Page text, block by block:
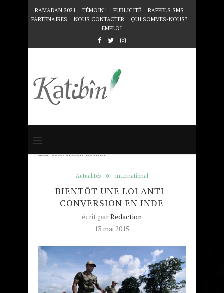
RAMADAN 2021 TÉMOIN ! PUBLICITÉ
RAPPELS SMS
PARTENAIRES
NOUS CONTACTER
QUI SOMMES-NOUS?
EMPLOI
Accueil
anti-conversion en Inde
Actualités International
BIENTÔT UNE LOI ANTI-
CONVERSION EN INDE
écrit parRedaction
13 mai 2015